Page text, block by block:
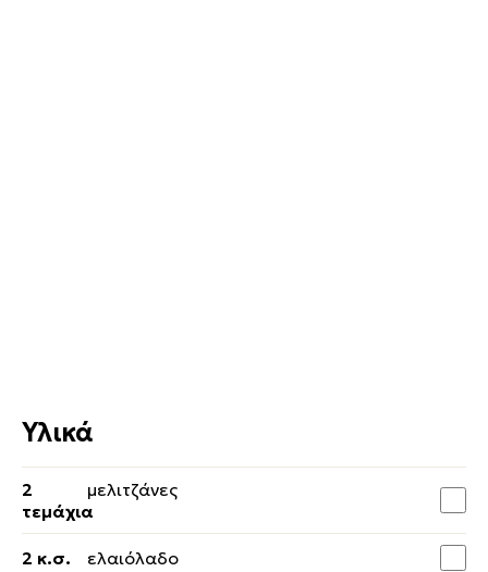
Υλικά
2
τεμάχια
μελιτζάνες
2 κ.σ. ελαιόλαδο